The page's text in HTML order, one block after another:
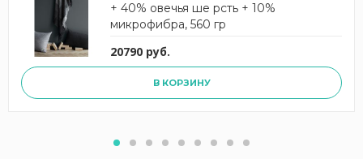
+ 40% овечья ше рсть + 10%
микрофибра, 560 гр
20790 руб.
В КОРЗИНУ